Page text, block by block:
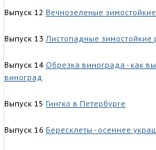
Выпуск 12 Вечнозеленые
Выпуск 13 Листопадные
Выпуск 14 Обрезка винограда - как
виноград
Выпуск 15 Гингко в Петербурге
Выпуск 16 Бересклеты - осеннее